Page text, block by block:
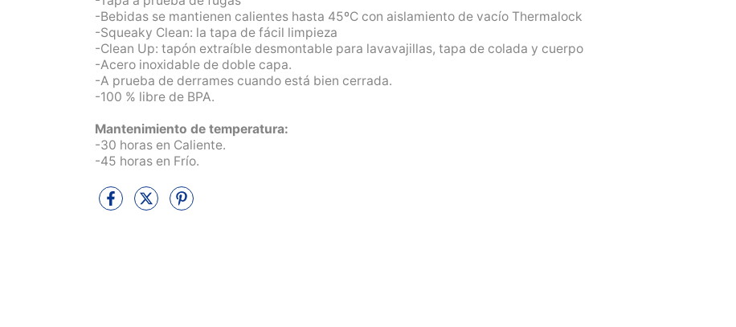
-Bebidas se mantienen calientes hasta 45ºC con aislamiento de vacío Thermalock
-Squeaky Clean: la tapa de fácil limpieza
-Clean Up: tapón extraíble desmontable para lavavajillas, tapa de colada y cuerpo
-Acero inoxidable de doble capa.
-A prueba de derrames cuando está bien cerrada.
-100 % libre de BPA.
Mantenimiento de temperatura:
-30 horas en Caliente.
-45 horas en Frío.